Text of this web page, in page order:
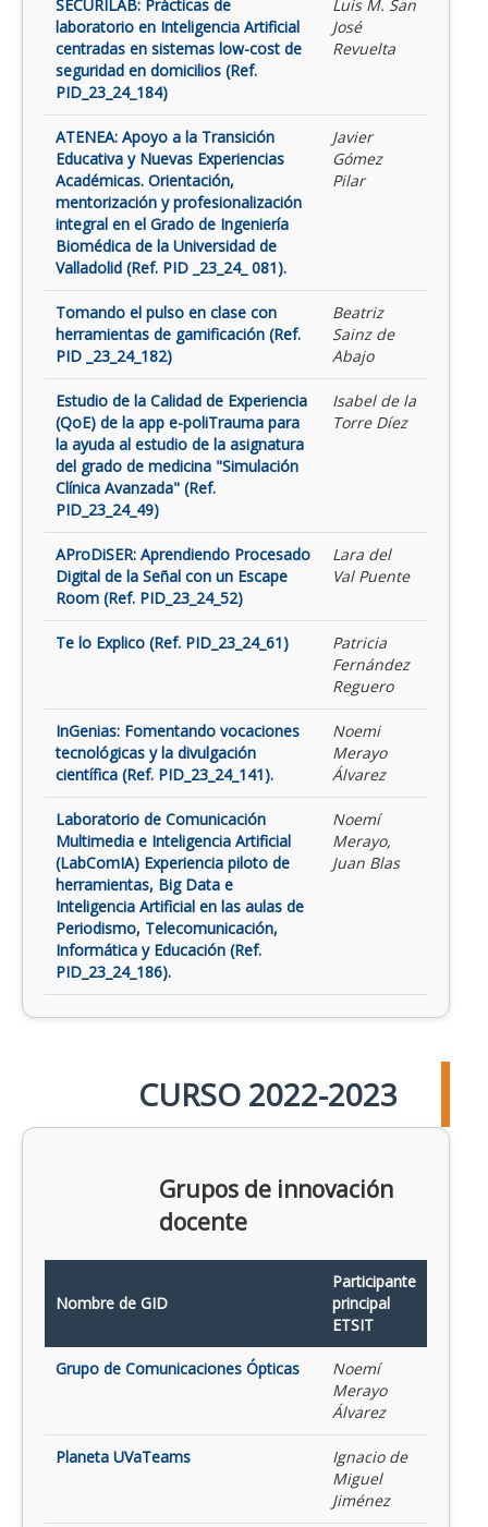
SECURILAB: Prácticas de
laboratorio en Inteligencia Artificial
centradas en sistemas low-cost de
seguridad en domicilios (Ref.
PID_23_24_184)
Luis M. San
José
Revuelta
ATENEA: Apoyo a la Transición
Educativa y Nuevas Experiencias
Académicas. Orientación,
mentorización y profesionalización
integral en el Grado de Ingeniería
Biomédica de la Universidad de
Valladolid (Ref. PID _23_24_ 081).
Javier
Gómez
Pilar
Tomando el pulso en clase con
herramientas de gamificación (Ref.
PID _23_24_182)
Beatriz
Sainz de
Abajo
Estudio de la Calidad de Experiencia
(QoE) de la app e-poliTrauma para
la ayuda al estudio de la asignatura
del grado de medicina "Simulación
Clínica Avanzada" (Ref.
PID_23_24_49)
Isabel de la
Torre Díez
AProDiSER: Aprendiendo Procesado
Digital de la Señal con un Escape
Room (Ref. PID_23_24_52)
Lara del
Val Puente
Te lo Explico (Ref. PID_23_24_61)
Patricia
Fernández
Reguero
InGenias: Fomentando vocaciones
tecnológicas y la divulgación
científica (Ref. PID_23_24_141).
Noemi
Merayo
Álvarez
Laboratorio de Comunicación
Multimedia e Inteligencia Artificial
(LabComIA) Experiencia piloto de
herramientas, Big Data e
Inteligencia Artificial en las aulas de
Periodismo, Telecomunicación,
Informática y Educación (Ref.
PID_23_24_186).
Noemí
Merayo,
Juan Blas
CURSO 2022-2023
Grupos de innovación
docente
Nombre de GID
Participante
principal
ETSIT
Grupo de Comunicaciones Ópticas
Noemí
Merayo
Álvarez
Planeta UVaTeams
Ignacio de
Miguel
Jiménez